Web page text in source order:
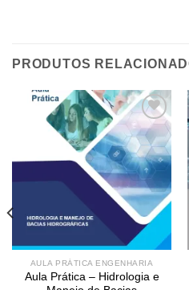
PRODUTOS
Add to
wishlist
AULA PRÁTICA ENGENHARIA
Aula Prática – Hidrologia e